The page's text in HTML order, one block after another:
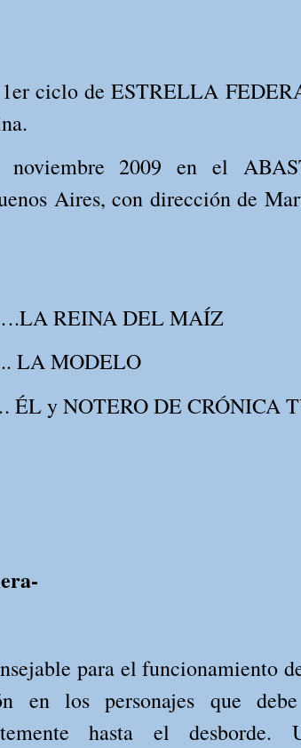
ciclo de ESTRELLA
2009 en el
Aires, con dirección de
REINA DEL MAÍZ
LA MODELO
ÉL y NOTERO DE CRÓNICA
para el funcionamiento
en los personajes que
hasta el desborde.